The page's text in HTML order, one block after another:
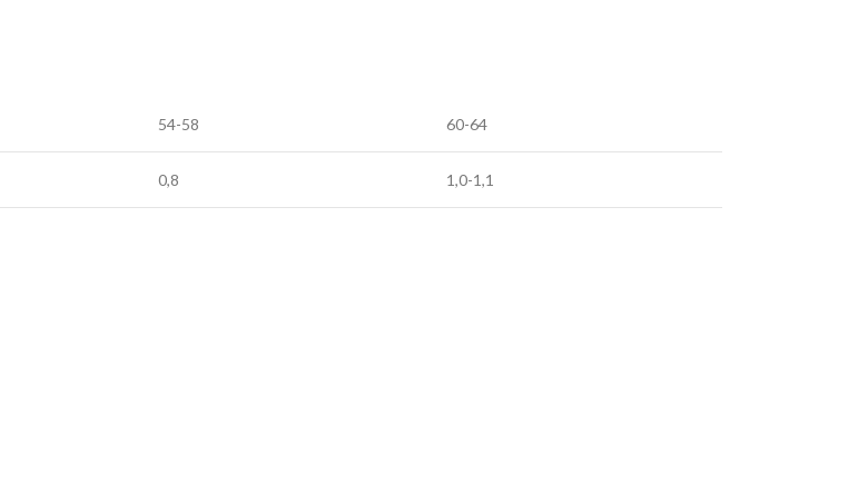
54-58 60-64
0,8 1,0-1,1